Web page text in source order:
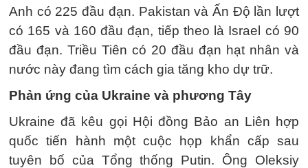
Anh có 225 đầu đạn. Pakistan và Ấn Độ lần lượt
có 165 và 160 đầu đạn, tiếp theo là Israel có 90
đầu đạn. Triều Tiên có 20 đầu đạn hạt nhân và
nước này đang tìm cách gia tăng kho dự trữ.
Phản ứng của Ukraine và phương Tây
Ukraine đã kêu gọi Hội đồng Bảo an Liên hợp
quốc tiến hành một cuộc họp khẩn cấp sau
tuyên bố của Tổng thống Putin. Ông Oleksiy